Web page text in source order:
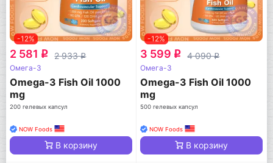
-12%
2 581 q 2 933q
Омега-3
Omega-3 Fish Oil 1000
mg
200 гелевых капсул
NOW Foods
В корзину
-12%
3 599 q 4 090q
Омега-3
Omega-3 Fish Oil 1000
mg
500 гелевых капсул
NOW Foods
В корзину